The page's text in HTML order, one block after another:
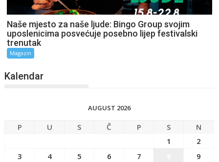
Naše mjesto za naše ljude: Bingo Group svojim
uposlenicima posvećuje posebno lijep festivalski
trenutak
Magazin
Kalendar
AUGUST 2026
P U S Č P S
N
1
2
3
4 5 6 7
9